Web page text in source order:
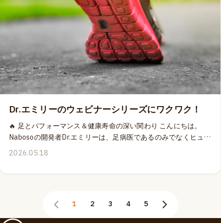
6月7日のマスターマインドイベントに参加される方のみが学べ
る内容となります。今からでもまだ間に合いますよ！ さらにDr.
エミリーは、 🦶 6月オンライン配信となるMOVEPROウェビナ
ー「アスレチック・アーチ：足底腱膜がいかにスピード、安定
性、パワーを生み出すのか」で、ファシア、フォース、感覚知
能からアスリートの足の持つ可能性を最大限に引き出す方法を
シェアします。 ⚡ 9月オンライン配信となるMOVEPROウェビナ
ー「アーチへの過負荷：足底腱膜炎はなぜ起こるのか その原
因と解決策」で、負荷、感覚入力、組織の適応から紐解く足底
腱膜痛への理解を深め、問題解決の方法を提供します。 🎁 Dr.エ
ミリーによる上記のMOVEPROウェビナーを同時にお申し込み
いただくと、「ナボソ・ニューロボール」を1個無料でプレゼン
ト！ さらに！🔥 6月7日に開催する対面イベント「動きの健康寿
命：マスターマインド」と同時に申し込めば、上記のウェビナ
限定ですから、ちょっとだけ慌ててくださいね〜！ 👉 Dr.エミ
リーのイベント詳細はこちら
Dr.エミリーのウェビナーシリーズにワクワク！
🔥 足とパフォーマンス＆健康寿命の深い関わり こんにちは。
Nabosoの開発者Dr.エミリーは、足病医であるのみでなくヒュー
マンムーブメントの専門家でもあります。 理解しやすい表現と
るのだと思います。✨ キネティコスMOVEPROウェビナーシリ
ーズでは、6月と9月に足底腱膜に注目した2つのウェビナーを
2026.05.18
1 2 3 4 5